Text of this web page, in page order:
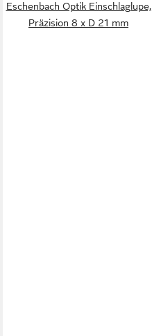
Eschenbach Optik Einschlaglupe,
Präzision 8 x D 21 mm